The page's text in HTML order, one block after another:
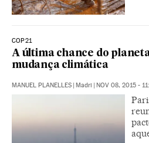
COP21
A última chance do
mudança climática
MANUEL PLANELLES | Madri | NOV 08, 2015 -